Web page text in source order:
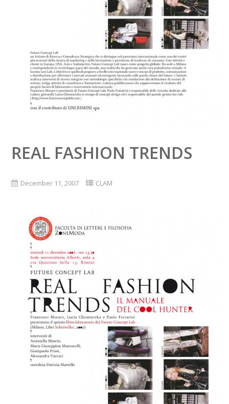
REAL FASHION TRENDS
December 11, 2007 CLAM